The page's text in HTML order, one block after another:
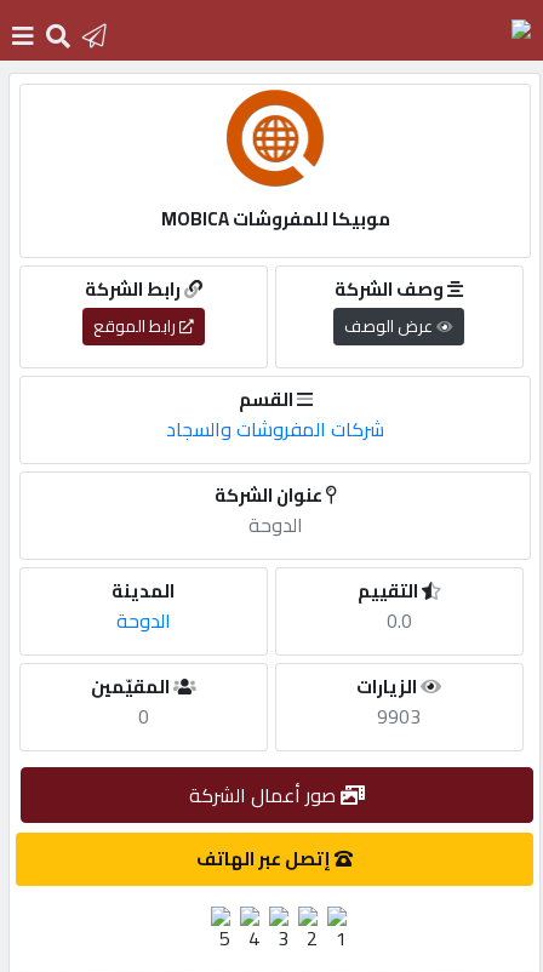
التسجيل
English
أضف
طلب
موبيكا للمفروشات MOBICA
رابط الشركة
رابط الموقع
وصف الشركة
عرض الوصف
القسم
شركات المفروشات والسجاد
عنوان الشركة
الدوحة
المدينة
الدوحة
التقييم
0.0
المقيّمين
0
الزيارات
9903
صور أعمال الشركة
إتصل عبر الهاتف